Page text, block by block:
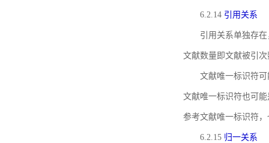
6.2.14 引用关系
引用关系单独存
文献数量即文献被引
文献唯一标识符
文献唯一标识符也可
参考文献唯一标识符
6.2.15 归一关系